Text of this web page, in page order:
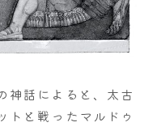
神話によると、太古
トと戦ったマルドゥ